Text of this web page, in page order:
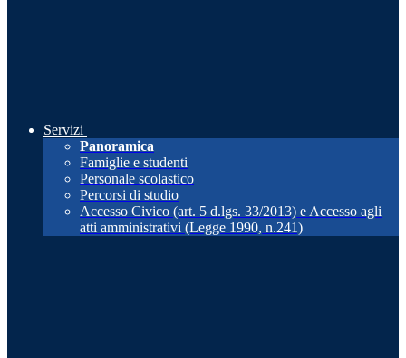
Servizi
Panoramica
Famiglie e studenti
Personale scolastico
Percorsi di studio
Accesso Civico (art. 5 d.lgs. 33/2013) e Accesso agli
atti amministrativi (Legge 1990, n.241)